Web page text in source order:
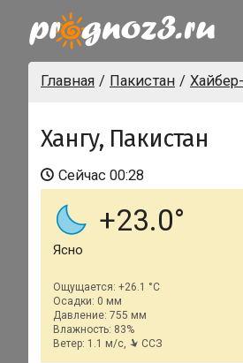
Главная Пакистан
Хангу, Пакистан
Сейчас 00:28
+23.0
Ясно
Ощущается: +26.1 °C
Осадки: 0 мм
Давление: 755 мм
Влажность: 83%
Ветер: 1.1 м/с,
ССЗ